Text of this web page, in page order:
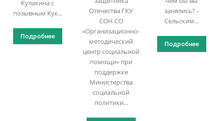
Кулакина с
позывным Кук...
Подробнее
Отечества ГКУ
СОН СО
«Организационно-
методический
центр социальной
помощи» при
поддержке
Министерства
социальной
политики...
занялись? -
Сельским...
Подробнее